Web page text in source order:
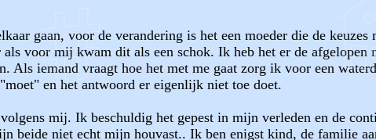
gaan, voor de verandering is het een moeder die de keuzes
voor mij kwam dit als een schok. Ik heb het er de afgelopen
Als iemand vraagt hoe het met me gaat zorg ik voor een
en het antwoord er eigenlijk niet toe doet.
mij. Ik beschuldig het gepest in mijn verleden en de
beide niet echt mijn houvast.. Ik ben enigst kind, de familie